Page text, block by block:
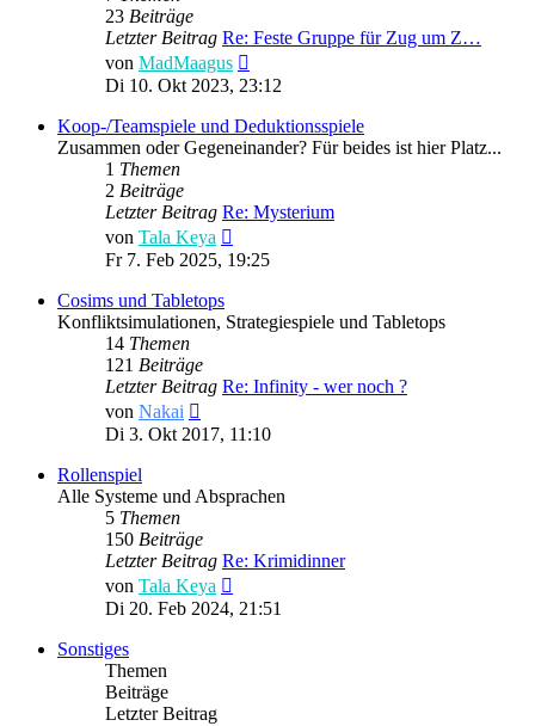
23 Beiträge
Letzter Beitrag Re: Feste Gruppe für Zug um Z…
von MadMaagus
Beitrag
Di 10. Okt 2023, 23:12
Koop-/Teamspiele und Deduktionsspiele
Zusammen oder Gegeneinander? Für beides ist hier Platz...
1 Themen
2 Beiträge
Letzter Beitrag Re: Mysterium
von Tala Keya
Beitrag
Fr 7. Feb 2025, 19:25
Cosims und Tabletops
Konfliktsimulationen, Strategiespiele und Tabletops
14 Themen
121 Beiträge
Letzter Beitrag Re: Infinity - wer noch ?
von Nakai
Beitrag
Di 3. Okt 2017, 11:10
Rollenspiel
Alle Systeme und Absprachen
5 Themen
150 Beiträge
Letzter Beitrag Re: Krimidinner
von Tala Keya
Beitrag
Di 20. Feb 2024, 21:51
Sonstiges
Themen
Beiträge
Letzter Beitrag